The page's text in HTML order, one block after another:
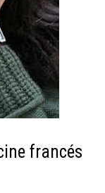
francés